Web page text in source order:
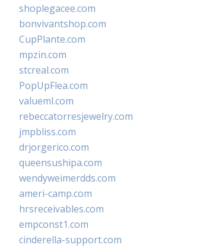
shoplegacee.com
bonvivantshop.com
CupPlante.com
mpzin.com
stcreal.com
PopUpFlea.com
valueml.com
rebeccatorresjewelry.com
jmpbliss.com
drjorgerico.com
queensushipa.com
wendyweimerdds.com
ameri-camp.com
hrsreceivables.com
empconst1.com
cinderella-support.com